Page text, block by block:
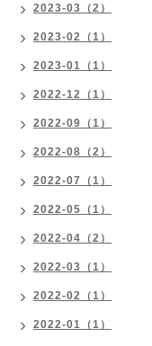
2023-03（2）
2023-02（1）
2023-01（1）
2022-12（1）
2022-09（1）
2022-08（2）
2022-07（1）
2022-05（1）
2022-04（2）
2022-03（1）
2022-02（1）
2022-01（1）